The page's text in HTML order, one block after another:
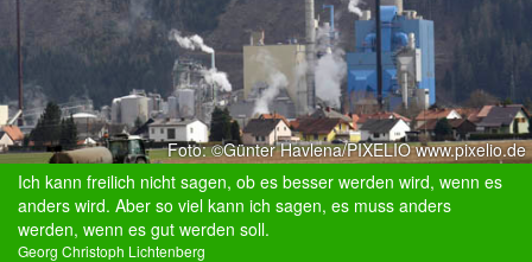
Foto: ©Günter Havlena/PIXELIO www.pixelio.de
Ich kann freilich nicht sagen, ob es besser werden wird, wenn es
anders wird. Aber so viel kann ich sagen, es muss anders
werden, wenn es gut werden soll.
Georg Christoph Lichtenberg